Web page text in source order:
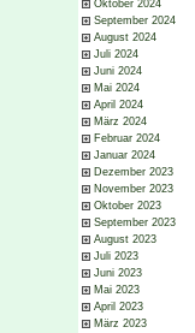
Oktober 2024
September 2024
August 2024
Juli 2024
Juni 2024
Mai 2024
April 2024
März 2024
Februar 2024
Januar 2024
Dezember 2023
November 2023
Oktober 2023
September 2023
August 2023
Juli 2023
Juni 2023
Mai 2023
April 2023
März 2023